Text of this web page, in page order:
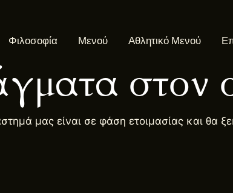
Φιλοσοφία Μενού Αθλητικό Μενού
στον
μας είναι σε φάση ετοιμασίας και θα